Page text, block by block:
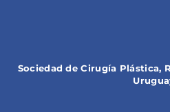
Sociedad de Cirugía Plástica,